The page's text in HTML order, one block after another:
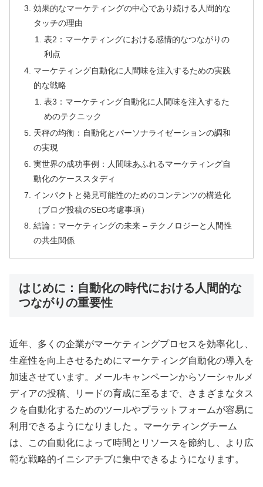
効果的なマーケティングの中心であり続ける人間的な
タッチの理由
表2：マーケティングにおける感情的なつながりの
利点
マーケティング自動化に人間味を注入するための実践
的な戦略
表3：マーケティング自動化に人間味を注入するた
めのテクニック
天秤の均衡：自動化とパーソナライゼーションの調和
の実現
実世界の成功事例：人間味あふれるマーケティング自
動化のケーススタディ
インパクトと発見可能性のためのコンテンツの構造化
（ブログ投稿のSEO考慮事項）
結論：マーケティングの未来 – テクノロジーと人間性
の共生関係
はじめに：自動化の時代における人間的な
つながりの重要性
近年、多くの企業がマーケティングプロセスを効率化し、
生産性を向上させるためにマーケティング自動化の導入を
加速させています。メールキャンペーンからソーシャルメ
ディアの投稿、リードの育成に至るまで、さまざまなタス
クを自動化するためのツールやプラットフォームが容易に
利用できるようになりました 。マーケティングチーム
は、この自動化によって時間とリソースを節約し、より広
範な戦略的イニシアチブに集中できるようになります。